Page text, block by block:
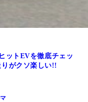
ットEVを徹底チェッ
がクソ楽しい!!